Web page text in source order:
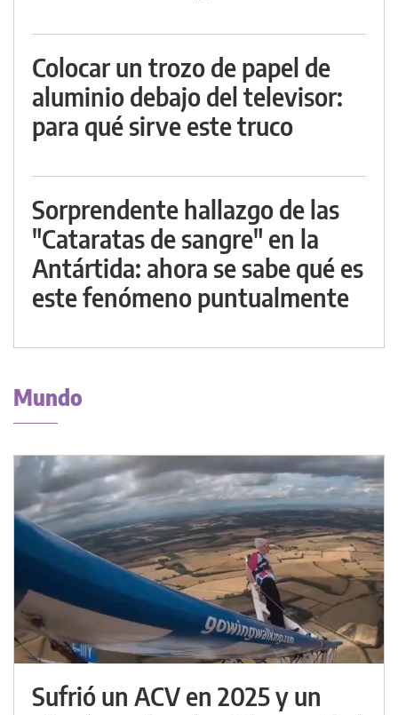
Colocar un trozo de papel de
aluminio debajo del televisor:
para qué sirve este truco
Sorprendente hallazgo de las
"Cataratas de sangre" en la
Antártida: ahora se sabe qué es
este fenómeno puntualmente
Mundo
Sufrió un ACV en 2025 y un